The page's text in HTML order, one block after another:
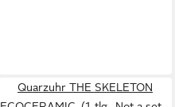
Quarzuhr THE SKELETON